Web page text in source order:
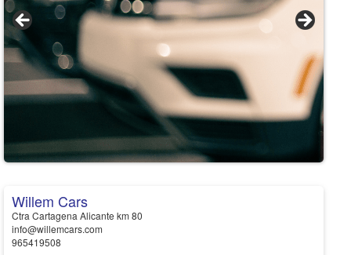
Willem Cars
Ctra Cartagena Alicante km 80
info@willemcars.com
965419508